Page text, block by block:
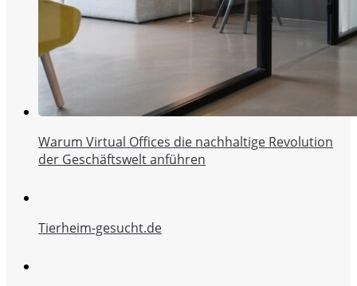
Warum Virtual Offices die nachhaltige Revolution
der Geschäftswelt anführen
Tierheim-gesucht.de